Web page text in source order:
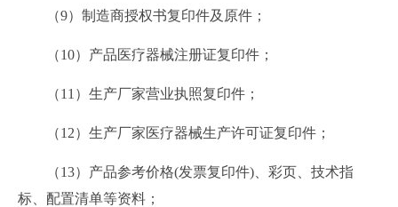
（9）制造商授权书复印件及原件；
（10）产品医疗器械注册证复印件；
（11）生产厂家营业执照复印件；
（12）生产厂家医疗器械生产许可证复印件；
（13）产品参考价格(发票复印件)、彩页、技术指
标、配置清单等资料；